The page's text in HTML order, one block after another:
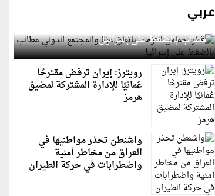
عربي
قطر: حماس التزمت باتفاق غزة والمجتمع الدولي
مطالب بالضغط على إسرائيل
رويترز: إيران ترفض مقترحًا
عُمانيًا للإدارة المشتركة لمضيق
هرمز
واشنطن تحذر مواطنيها في
العراق من مخاطر أمنية
واضطرابات في حركة الطيران